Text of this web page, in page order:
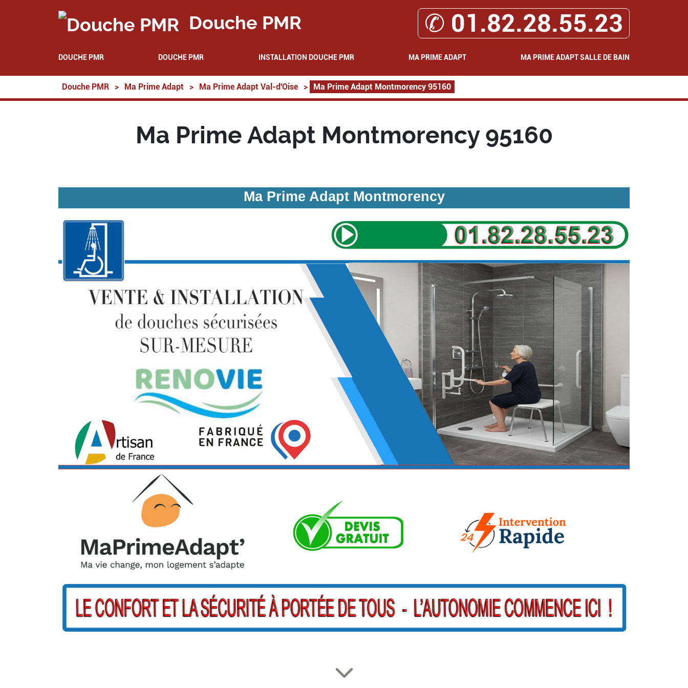
Douche PMR ✆ 01.82.28.55.23
DOUCHE PMR DOUCHE PMR INSTALLATION DOUCHE PMR MA PRIME ADAPT MA PRIME ADAPT SALLE DE BAIN
Douche PMR > Ma Prime Adapt > Ma Prime Adapt Val-d'Oise > Ma Prime Adapt Montmorency 95160
Ma Prime Adapt Montmorency 95160
Ma Prime Adapt Montmorency